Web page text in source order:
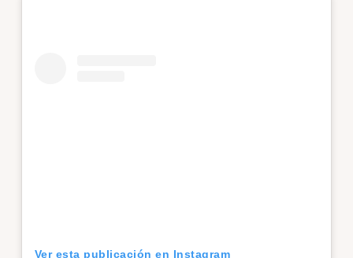
Ver esta publicación en Instagram